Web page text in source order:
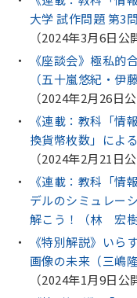
大学 試作問題 第3
（2024年3月6日公
《座談会》極私的
（五十嵐悠紀・伊
（2024年2月26日公
《連載：教科「情
換貨幣枚数」によ
（2024年2月21日公
《連載：教科「情
デルのシミュレー
解こう！（林 宏樹
《特別解説》い
画像の未来（三嶋
（2024年1月9日公